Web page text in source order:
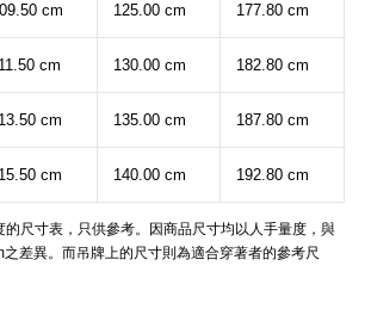
cm 125.00 cm 177.80 cm
cm 130.00 cm 182.80 cm
cm 135.00 cm 187.80 cm
cm 140.00 cm 192.80 cm
的尺寸表，只供參考。因商品尺寸均以人手量度，與
差異。而吊牌上的尺寸則為適合穿著者的參考尺